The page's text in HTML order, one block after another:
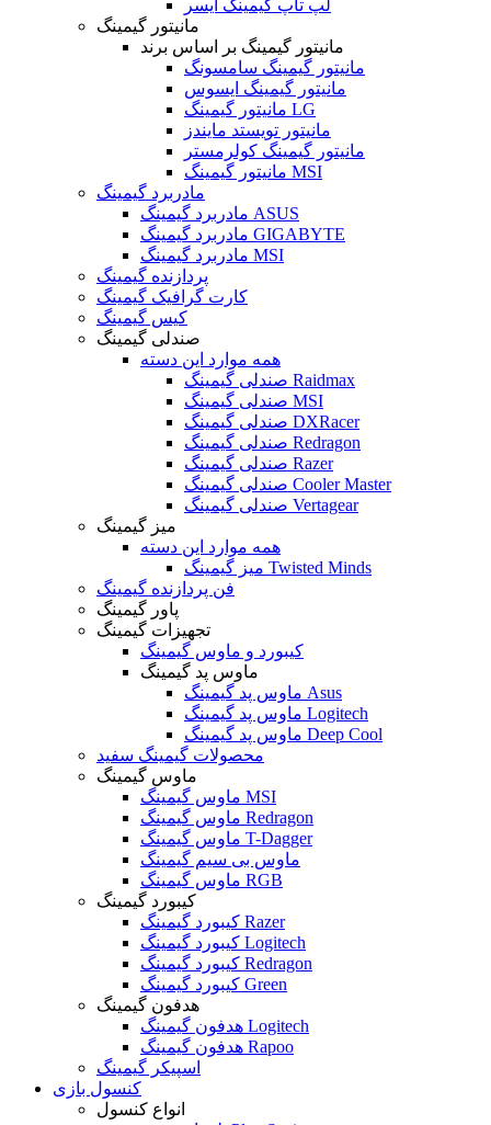
لپ تاپ گیمینگ ایسر
مانیتور گیمینگ
مانیتور گیمینگ بر اساس برند
مانیتور گیمینگ سامسونگ
مانیتور گیمینگ ایسوس
مانیتور گیمینگ LG
مانیتور تویستد مایندز
مانیتور گیمینگ کولرمستر
مانیتور گیمینگ MSI
مادربرد گیمینگ
مادربرد گیمینگ ASUS
مادربرد گیمینگ GIGABYTE
مادربرد گیمینگ MSI
پردازنده گیمینگ
کارت گرافیک گیمینگ
کیس گیمینگ
صندلی گیمینگ
همه موارد این دسته
صندلی گیمینگ Raidmax
صندلی گیمینگ MSI
صندلی گیمینگ DXRacer
صندلی گیمینگ Redragon
صندلی گیمینگ Razer
صندلی گیمینگ Cooler Master
صندلی گیمینگ Vertagear
میز گیمینگ
همه موارد این دسته
میز گیمینگ Twisted Minds
فن پردازنده گیمینگ
پاور گیمینگ
تجهیزات گیمینگ
کیبورد و ماوس گیمینگ
ماوس پد گیمینگ
ماوس پد گیمینگ Asus
ماوس پد گیمینگ Logitech
ماوس پد گیمینگ Deep Cool
محصولات گیمینگ سفید
ماوس گیمینگ
ماوس گیمینگ MSI
ماوس گیمینگ Redragon
ماوس گیمینگ T-Dagger
ماوس بی سیم گیمینگ
ماوس گیمینگ RGB
کیبورد گیمینگ
کیبورد گیمینگ Razer
کیبورد گیمینگ Logitech
کیبورد گیمینگ Redragon
کیبورد گیمینگ Green
هدفون گیمینگ
هدفون گیمینگ Logitech
هدفون گیمینگ Rapoo
اسپیکر گیمینگ
کنسول بازی
انواع کنسول